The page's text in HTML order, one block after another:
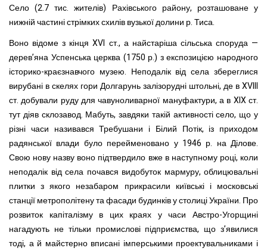
Село (2.7 тис. жителів) Рахівського району, розташоване у
нижній частині стрімких схилів вузької долини р. Тиса.
Воно відоме з кінця XVI ст., а найстаріша сільська споруда —
дерев’яна Успенська церква (1750 р.) з експозицією народного
історико-краєзнавчого музею. Неподалік від села збереглися
вирубані в скелях гори Долгарунь залізорудні штольні, де в XVIII
ст. добували руду для чавуноливарної мануфактури, а в XIX ст.
тут діяв склозавод. Мабуть, завдяки такій активності село, що у
різні часи називався Требушани і Білий Потік, із приходом
радянської влади було перейменовано у 1946 р. на Ділове.
Свою нову назву воно підтвердило вже в наступному році, коли
неподалік від села почався видобуток мармуру, облицювальні
плитки з якого незабаром прикрасили київські і московські
станції метрополітену та фасади будинків у столиці України. Про
розвиток капіталізму в цих краях у часи Австро-Угорщині
нагадують не тільки промислові підприємства, що з’явилися
тоді, а й майстерно вписані імперськими проектувальниками і